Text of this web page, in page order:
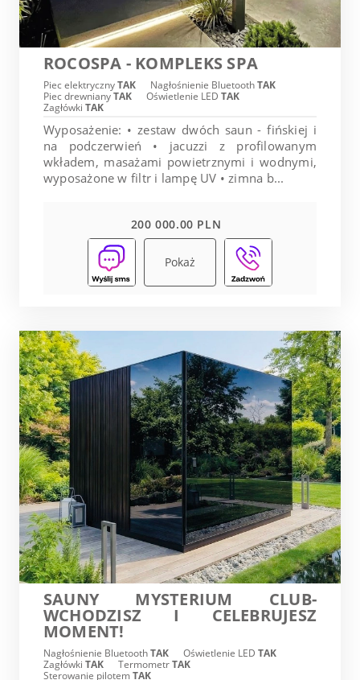
ROCOSPA - KOMPLEKS SPA
Piec elektrycznyTAK Nagłośnienie BluetoothTAK
Piec drewnianyTAK Oświetlenie LED TAK
Zagłówki TAK
Wyposażenie: • zestaw dwóch saun - fińskiej i
na podczerwień • jacuzzi z profilowanym
wkładem, masażami powietrznymi i wodnymi,
wyposażone w filtr i lampę UV • zimna b...
200 000.00 PLN
Pokaż
SAUNY MYSTERIUM CLUB-
WCHODZISZ I CELEBRUJESZ
MOMENT!
Nagłośnienie BluetoothTAK Oświetlenie LED TAK
Zagłówki TAK TermometrTAK
Sterowanie pilotemTAK